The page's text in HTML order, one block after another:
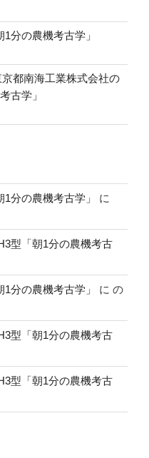
分の農機考古学」
京都南海工業株式会社の
古学」
分の農機考古学」
に
型「朝1分の農機考古
分の農機考古学」 に の
型「朝1分の農機考古
型「朝1分の農機考古